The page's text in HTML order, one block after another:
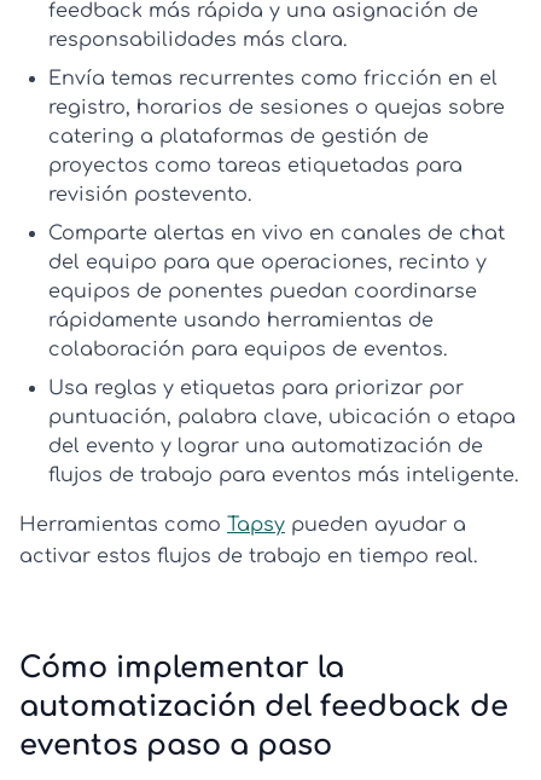
feedback más rápida y una asignación de
responsabilidades más clara.
Envía temas recurrentes como fricción en el
registro, horarios de sesiones o quejas sobre
catering a plataformas de gestión de
proyectos como tareas etiquetadas para
revisión postevento.
Comparte alertas en vivo en canales de chat
del equipo para que operaciones, recinto y
equipos de ponentes puedan coordinarse
rápidamente usando herramientas de
colaboración para equipos de eventos.
Usa reglas y etiquetas para priorizar por
puntuación, palabra clave, ubicación o etapa
del evento y lograr una automatización de
flujos de trabajo para eventos más inteligente.
Herramientas como Tapsy pueden ayudar a
activar estos flujos de trabajo en tiempo real.
Cómo implementar la
automatización del feedback de
eventos paso a paso